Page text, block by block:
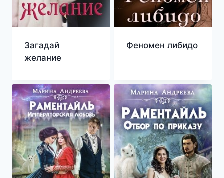
Загадай
желание
Феномен либидо